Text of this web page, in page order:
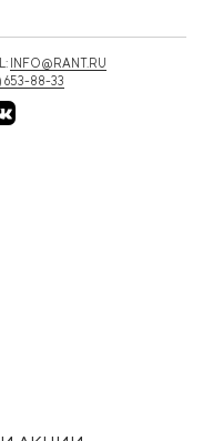
INFO@RANT.RU
653-88-33